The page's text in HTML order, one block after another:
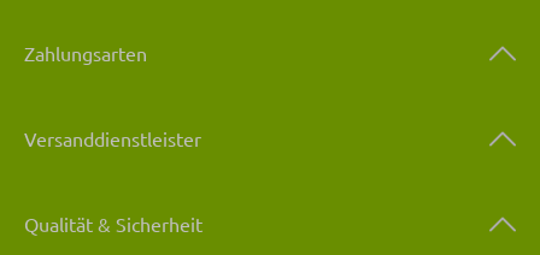
Zahlungsarten
Versanddienstleister
Qualität & Sicherheit